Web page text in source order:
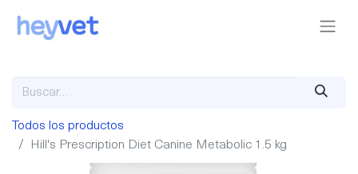
Todos los productos
Hill's Prescription Diet Canine Metabolic 1.5 kg